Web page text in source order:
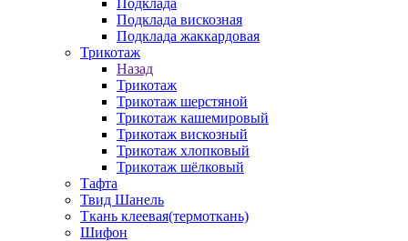
Подклада
Подклада вискозная
Подклада жаккардовая
Трикотаж
Назад
Трикотаж
Трикотаж шерстяной
Трикотаж кашемировый
Трикотаж вискозный
Трикотаж хлопковый
Трикотаж шёлковый
Тафта
Твид Шанель
Ткань клеевая(термоткань)
Шифон